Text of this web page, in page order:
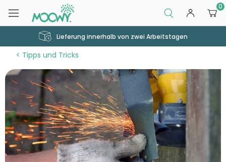
0
Lieferung innerhalb von zwei Arbeitstagen
Tipps und Tricks